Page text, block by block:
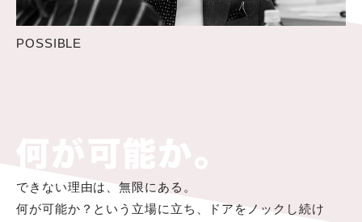
POSSIBLE
できない理由は、無限にある。
何が可能か？という立場に立ち、ドアをノックし続け